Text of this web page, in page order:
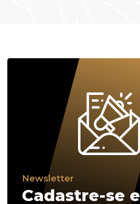
Newsletter
Cadastre-se e